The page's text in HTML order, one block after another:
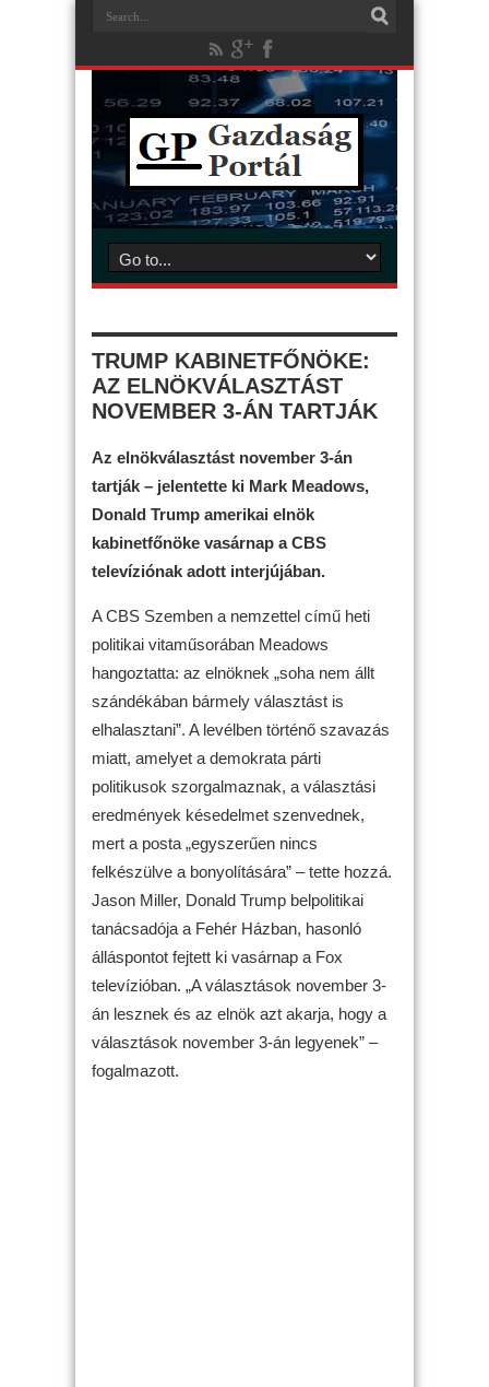
TRUMP KABINETFŐNÖKE:
AZ ELNÖKVÁLASZTÁST
NOVEMBER 3-ÁN TARTJÁK
Az elnökválasztást november 3-án
tartják – jelentette ki Mark Meadows,
Donald Trump amerikai elnök
kabinetfőnöke vasárnap a CBS
televíziónak adott interjújában.
A CBS Szemben a nemzettel című heti
politikai vitaműsorában Meadows
hangoztatta: az elnöknek „soha nem állt
szándékában bármely választást is
elhalasztani”. A levélben történő szavazás
miatt, amelyet a demokrata párti
politikusok szorgalmaznak, a választási
eredmények késedelmet szenvednek,
mert a posta „egyszerűen nincs
felkészülve a bonyolítására” – tette hozzá.
Jason Miller, Donald Trump belpolitikai
tanácsadója a Fehér Házban, hasonló
álláspontot fejtett ki vasárnap a Fox
televízióban. „A választások november 3-
án lesznek és az elnök azt akarja, hogy a
választások november 3-án legyenek” –
fogalmazott.